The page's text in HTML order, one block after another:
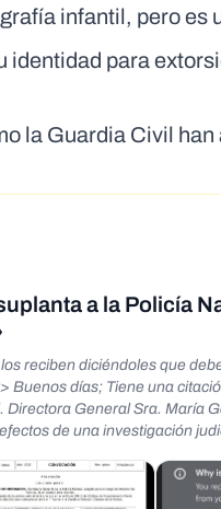
infantil, pero es
identidad para
la Guardia Civil
a la Policía
reciben diciéndoles que
Buenos días; Tiene una
General Sra. María
de una investigación
de la computadora de la
el tráfico sexual